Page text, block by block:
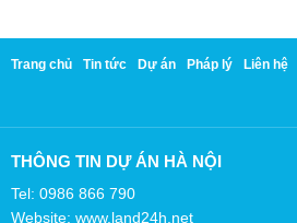
Trang chủ Tin tức Dự án Pháp lý Liên hệ
THÔNG TIN DỰ ÁN HÀ NỘI
Tel: 0986 866 790
Website: www.land24h.net